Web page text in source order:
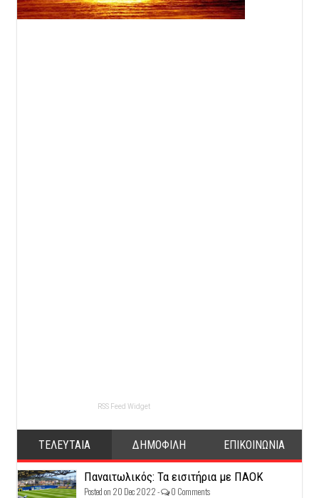
RSS Feed Widget
ΤΕΛΕΥΤΑΙΑ ΔΗΜΟΦΙΛΗ ΕΠΙΚΟΙΝΩΝΙΑ
Παναιτωλικός: Τα εισιτήρια με ΠΑΟΚ
Posted on 20 Dec 2022 - 0 Comments